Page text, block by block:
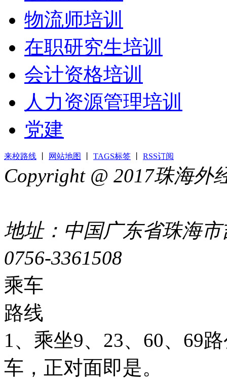
物流师培训
在职研究生培训
会计资格培训
人力资源管理培训
党建
来校路线 网站地图 TAGS标签 RSS订阅
Copyright @ 2017珠海
地址：中国广东省珠海
0756-3361508
乘车
路线
1、乘坐9、23、60、69
车，正对面即是。